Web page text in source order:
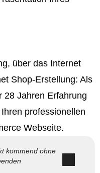
über das Internet
Shop-Erstellung: Als
28 Jahren Erfahrung
professionellen
Webseite.
kommend ohne